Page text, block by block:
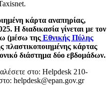
κάρτα αναπηρίας,
Η διαδικασία γίνεται με τον
(μέσω της Εθνικής Πύλης
πλαστικοποιημένης κάρτας
διάστημα δύο εβδομάδων.
στο: Helpdesk 210-
helpdesk@epan.gov.gr